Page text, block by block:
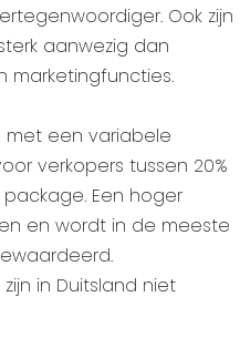
Ook zijn
aanwezig dan
marketingfuncties.
met een variabele
verkopers tussen 20%
Een hoger
en wordt in de meeste
in Duitsland niet